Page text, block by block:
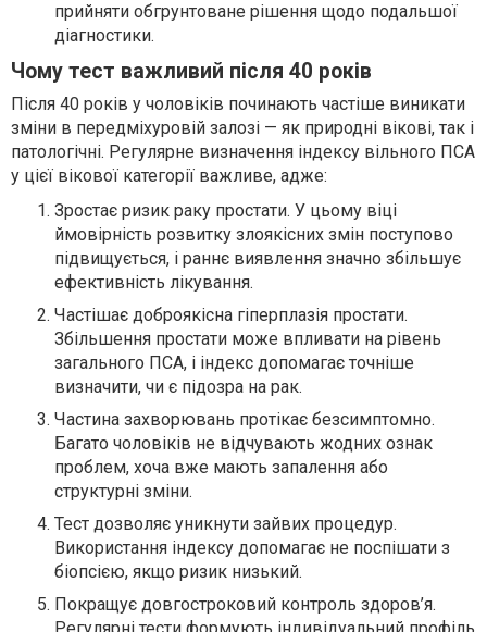
прийняти обгрунтоване рішення щодо подальшої
діагностики.
Чому тест важливий після 40 років
Після 40 років у чоловіків починають частіше виникати
зміни в передміхуровій залозі — як природні вікові, так і
патологічні. Регулярне визначення індексу вільного ПСА
у цієї вікової категорії важливе, адже:
Зростає ризик раку простати. У цьому віці
ймовірність розвитку злоякісних змін поступово
підвищується, і раннє виявлення значно збільшує
ефективність лікування.
Частішає доброякісна гіперплазія простати.
Збільшення простати може впливати на рівень
загального ПСА, і індекс допомагає точніше
визначити, чи є підозра на рак.
Частина захворювань протікає безсимптомно.
Багато чоловіків не відчувають жодних ознак
проблем, хоча вже мають запалення або
структурні зміни.
Тест дозволяє уникнути зайвих процедур.
Використання індексу допомагає не поспішати з
біопсією, якщо ризик низький.
Покращує довгостроковий контроль здоров’я.